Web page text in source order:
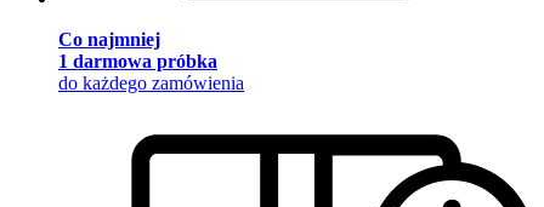
Co najmniej
1 darmowa próbka
do każdego zamówienia